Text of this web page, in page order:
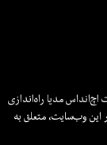
مدیا راه‌اندازی
وب‌سایت، متعلق به